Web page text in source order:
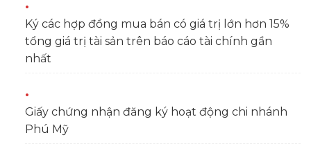
Ký các hợp đồng mua bán có giá trị lớn hơn 15%
tổng giá trị tài sản trên báo cáo tài chính gần
nhất
Giấy chứng nhận đăng ký hoạt động chi nhánh
Phú Mỹ